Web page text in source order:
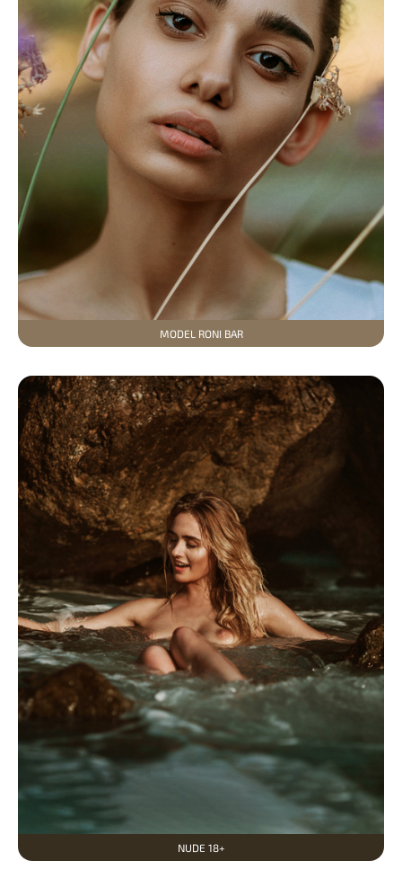
MODEL RONI BAR
NUDE 18+